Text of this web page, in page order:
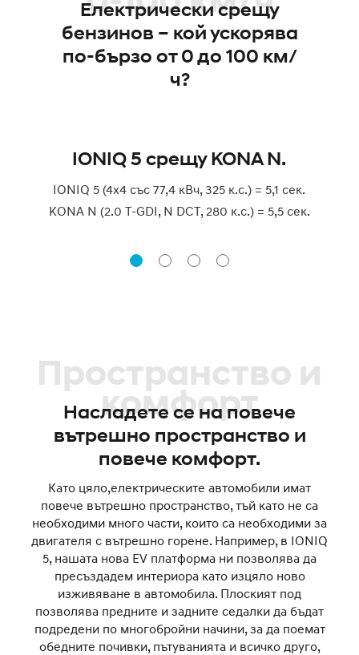
Електрически срещу
бензинов – кой ускорява
по-бързо от 0 до 100 км/
ч?
IONIQ 5 срещу KONA N.
IONIQ 5 (4х4 със 77,4 кВч, 325 к.с.) = 5,1 сек.
KONA N (2.0 T-GDI, N DCT, 280 к.с.) = 5,5 сек.
Пространство и
комфорт
Насладете се на повече
вътрешно пространство и
повече комфорт.
Като цяло,електрическите автомобили имат
повече вътрешно пространство, тъй като не са
необходими много части, които са необходими за
двигателя с вътрешно горене. Например, в IONIQ
5, нашата нова EV платформа ни позволява да
пресъздадем интериора като изцяло ново
изживяване в автомобила. Плоският под
позволява предните и задните седалки да бъдат
подредени по многобройни начини, за да поемат
обедните почивки, пътуванията и всичко друго,